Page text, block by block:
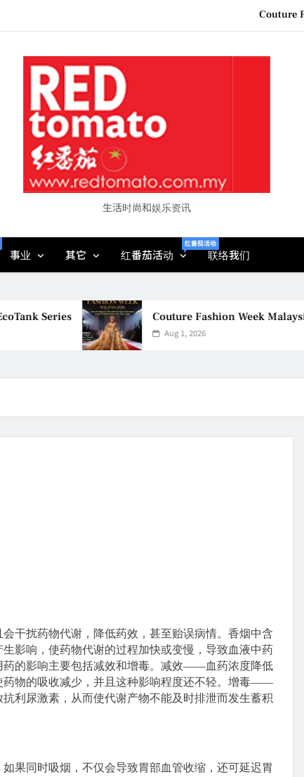
Couture
Couture
“See Her Heal – 1,000 Untold
2026 全国房地产大奖创
生活时尚和娱乐资讯
事业 其它 红番茄活动
红番茄活动
联络我们
Series Couture Fashion Week Malaysia
Aug 1, 2026
扰药物代谢，降低药效，甚至贻误病情。香烟中含
影响，使药物代谢的过程加快或变慢，导致血液中药
药的影响主要包括减效和增毒。减效——血药浓度降低
药物的吸收减少，并且这种影响程度还不轻。增毒——
利尿激素，从而使代谢产物不能及时排泄而发生蓄积
果同时吸烟，不仅会导致胃部血管收缩，还可延迟胃